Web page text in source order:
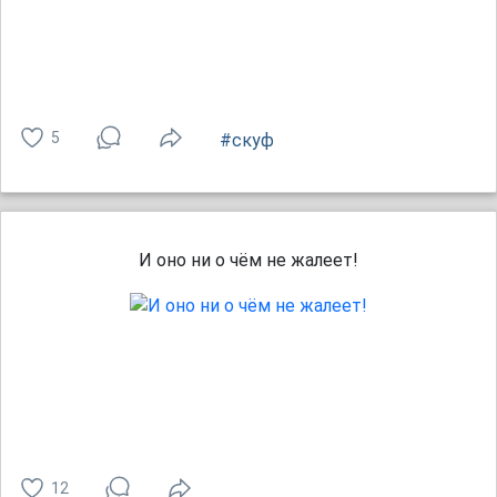
5 #скуф
И оно ни о чём не жалеет!
12